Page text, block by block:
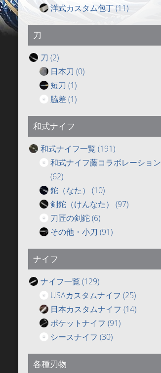
洋式カスタム包丁(11)
刀
刀 (2)
日本刀 (0)
短刀 (1)
脇差(1)
和式ナイフ
和式ナイフ一覧 (191)
和式ナイフ藤コラボレーション
(62)
鉈（なた） (10)
剣鉈（けんなた） (97)
刀匠の剣鉈(6)
その他・小刀 (91)
ナイフ
ナイフ一覧 (129)
USAカスタムナイフ (25)
日本カスタムナイフ (14)
ポケットナイフ (91)
シースナイフ (30)
各種刃物